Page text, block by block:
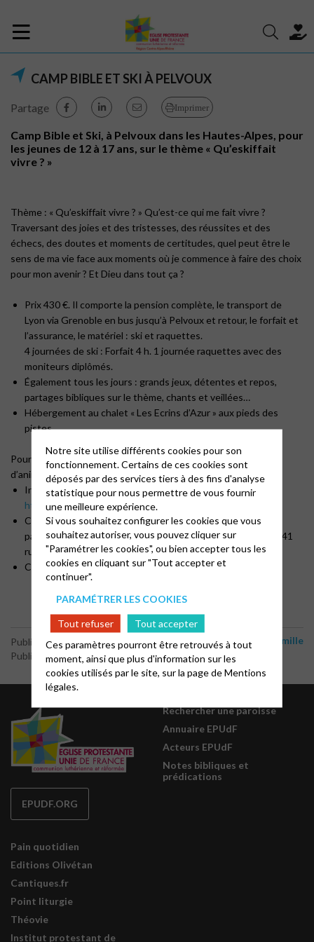
CAMP BIBLE ET SKI À PELVOUX
Partage Imprimer
Camp Bible et Ski, à Pelvoux dans les Hautes-Alpes, pour
les jeunes de 12 à 17 ans, sur le thème « Qu’eskiffait
vivre ? »
Thème : « Qu’eskiffait vivre ? » Qu’est-ce qui me fait vivre ?
Traversant des joies et des tristesses, des réussites et des
échecs, des doutes et moments de certitudes, quel peut être le
sens de ma vie face aux moments où je commence à faire des choix
pour mon avenir ? Et Dieu dans tout ça ?
Prix 430 €. Il comporte la pension complète, le transport de
Lyon via Grenoble en bus jusqu’à Pelvoux et retour, le forfait et
l’assurance, le matériel : ski et raquettes.
4 journées de ski : Forfait 4 h. 1 journée raquettes avec des
moniteurs diplômés.
Également tous les jours : grands jeux, détentes et repos,
partages bibliques sur le thème, chants et veillées…
Hébergement au chalet « Les Ecrins d’Azur » aux pieds des
pistes.
Pour un camp joyeux et plein de découvertes, l’équipe
d’animateurs vous attend avec impatience !
Inscriptions en ligne sur le lien ci-joint :
https://forms.gle/8FcXMiBG6YAhJqbS9
Chèque à l’ordre de « ACREPU-CAR » à envoyer auprès du
pasteur Nicolas Mourgues Animateur régional jeunesse au 41
rue des Cormorans 07130 Cornas
Contact : nicolas.mourgues74@gmail.com , 06 63 03 15 60
Publié le 6 décembre 2022
Publié par le webmaster
Jeunesse et famille
EPUDF.ORG
Rechercher une paroisse
Annuaire EPUdF
Acteurs EPUdF
Notes bibliques et
prédications
Pain quotidien
Editions Olivétan
Cantiques.fr
Point liturgie
Théovie
Institut protestant de
Notre site utilise différents cookies pour son
fonctionnement. Certains de ces cookies sont
déposés par des services tiers à des fins d'analyse
statistique pour nous permettre de vous fournir
une meilleure expérience.
Si vous souhaitez configurer les cookies que vous
souhaitez autoriser, vous pouvez cliquer sur
"Paramétrer les cookies", ou bien accepter tous les
cookies en cliquant sur "Tout accepter et
continuer".
PARAMÉTRER LES COOKIES
Tout refuser
Tout accepter
Ces paramètres pourront être retrouvés à tout
moment, ainsi que plus d'information sur les
cookies utilisés par le site, sur la page deMentions
légales.